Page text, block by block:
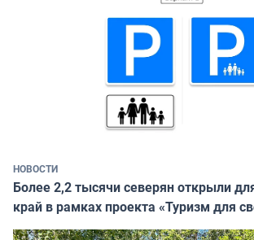
НОВОСТИ
Более 2,2 тысячи северян открыли
край в рамках проекта «Туризм для